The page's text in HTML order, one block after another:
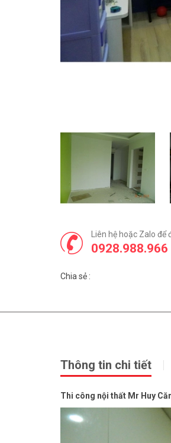
Liên hệ hoặc Zalo để
0928.988.966
Chia sẻ :
Thông tin chi tiết
Thi công nội thất Mr Huy